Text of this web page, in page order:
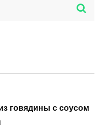
говядины с соусом